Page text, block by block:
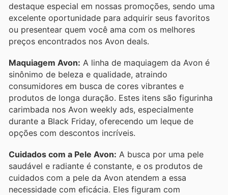
destaque especial em nossas promoções, sendo uma
excelente oportunidade para adquirir seus favoritos
ou presentear quem você ama com os melhores
preços encontrados nos Avon deals.
Maquiagem Avon: A linha de maquiagem da Avon é
sinônimo de beleza e qualidade, atraindo
consumidores em busca de cores vibrantes e
produtos de longa duração. Estes itens são figurinha
carimbada nos Avon weekly ads, especialmente
durante a Black Friday, oferecendo um leque de
opções com descontos incríveis.
Cuidados com a Pele Avon: A busca por uma pele
saudável e radiante é constante, e os produtos de
cuidados com a pele da Avon atendem a essa
necessidade com eficácia. Eles figuram com